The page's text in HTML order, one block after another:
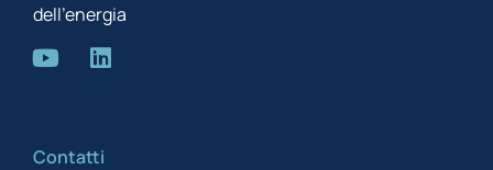
dell’energia
Contatti